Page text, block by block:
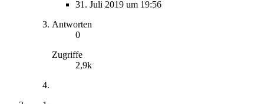
31. Juli 2019 um 19:56
Antworten
0
Zugriffe
2,9k